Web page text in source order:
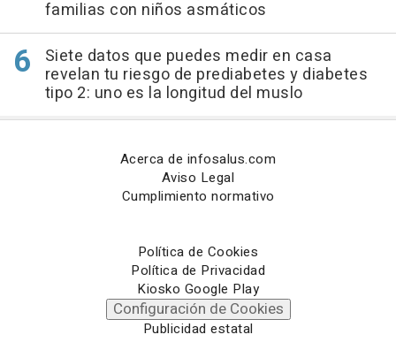
familias con niños asmáticos
Siete datos que puedes medir en casa
revelan tu riesgo de prediabetes y diabetes
tipo 2: uno es la longitud del muslo
Acerca de infosalus.com
Aviso Legal
Cumplimiento normativo
Política de Cookies
Política de Privacidad
Kiosko Google Play
Configuración de Cookies
Publicidad estatal